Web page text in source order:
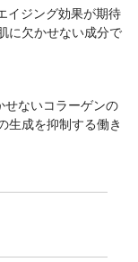
イジング効果が期待
に欠かせない成分で
ないコラーゲンの
生成を抑制する働き